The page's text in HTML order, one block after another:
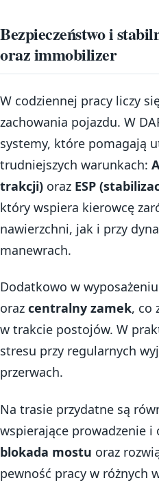
Bezpieczeństwo i
oraz immobilizer
W codziennej pracy liczy
zachowania pojazdu. W
systemy, które pomagają
trudniejszych warunkach:
trakcji) oraz ESP
który wspiera kierowcę
nawierzchni, jak i przy
manewrach.
Dodatkowo w
oraz centralny zamek, co
w trakcie postojów. W
stresu przy regularnych
przerwach.
Na trasie przydatne są
wspierające prowadzenie i
blokada mostu oraz
pewność pracy w różnych